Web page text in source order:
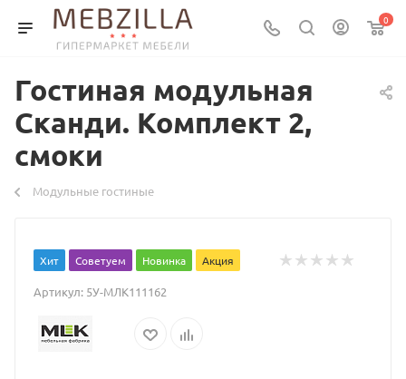
0
Гостиная модульная
Сканди. Комплект 2,
смоки
Модульные гостиные
Хит Советуем Новинка Акция
Артикул: 5У-МЛК111162